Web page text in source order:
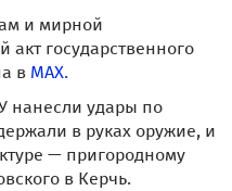
и мирной
государственного
в MAX.
нанесли удары по
в руках оружие, и
— пригородному
в Керчь.